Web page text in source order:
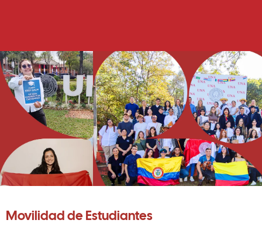
Movilidad de Estudiantes